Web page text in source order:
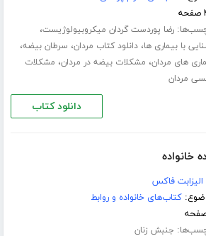
رضا پوردست گردان میکروبیولوژیست،
با بیماری ها،دانلود کتاب مردان، سرطان بیضه،
های مردان، مشکلات بیضه در مردان، مشکلات
مردان
دانلود کتاب
خانواده
الیزابت فاکس
کتاب‌های خانواده و روابط
جنبش زنان